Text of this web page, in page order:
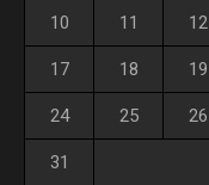
10 11 12
17 18 19
24 25 26
31